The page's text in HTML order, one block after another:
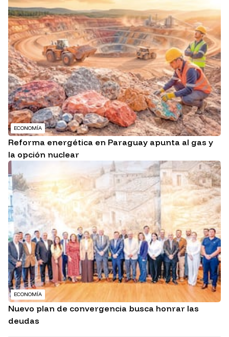
ECONOMÍA
Reforma energética en Paraguay apunta al gas y
la opción nuclear
ECONOMÍA
Nuevo plan de convergencia busca honrar las
deudas